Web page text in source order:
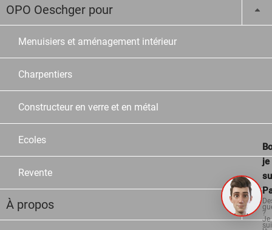
OPO Oeschger pour
Menuisiers et aménagement intérieur
Charpentiers
Constructeur en verre et en métal
Ecoles
Revente
À propos
je
?
Je